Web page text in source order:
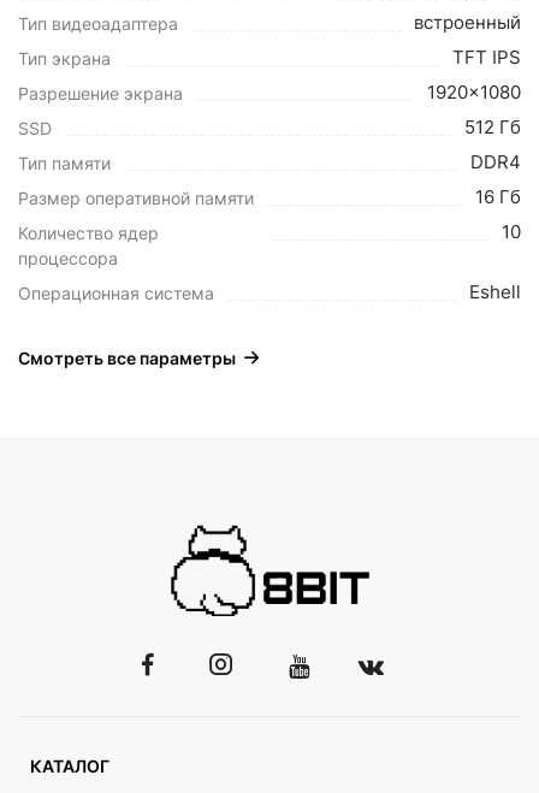
Тип видеоадаптера встроенный
Тип экрана TFT IPS
Разрешение экрана 1920x1080
SSD 512 Гб
Тип памяти DDR4
Размер оперативной памяти 16 Гб
Количество ядер
процессора
10
Операционная система Eshell
Смотреть все параметры
КАТАЛОГ